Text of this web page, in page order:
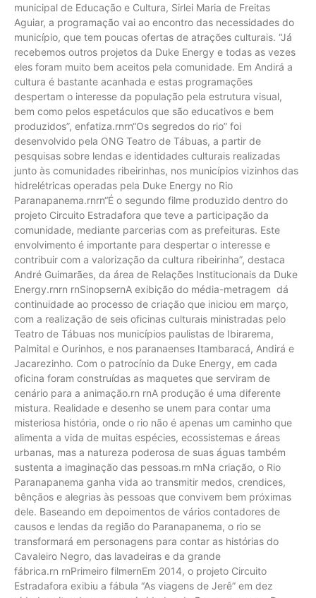
municipal de Educação e Cultura, Sirlei Maria de Freitas
Aguiar, a programação vai ao encontro das necessidades do
município, que tem poucas ofertas de atrações culturais. “Já
recebemos outros projetos da Duke Energy e todas as vezes
eles foram muito bem aceitos pela comunidade. Em Andirá a
cultura é bastante acanhada e estas programações
despertam o interesse da população pela estrutura visual,
bem como pelos espetáculos que são educativos e bem
produzidos”, enfatiza.rnrn“Os segredos do rio” foi
desenvolvido pela ONG Teatro de Tábuas, a partir de
pesquisas sobre lendas e identidades culturais realizadas
junto às comunidades ribeirinhas, nos municípios vizinhos das
hidrelétricas operadas pela Duke Energy no Rio
Paranapanema.rnrn“É o segundo filme produzido dentro do
projeto Circuito Estradafora que teve a participação da
comunidade, mediante parcerias com as prefeituras. Este
envolvimento é importante para despertar o interesse e
contribuir com a valorização da cultura ribeirinha”, destaca
André Guimarães, da área de Relações Institucionais da Duke
Energy.rnrn rnSinopsernA exibição do média-metragem dá
continuidade ao processo de criação que iniciou em março,
com a realização de seis oficinas culturais ministradas pelo
Teatro de Tábuas nos municípios paulistas de Ibirarema,
Palmital e Ourinhos, e nos paranaenses Itambaracá, Andirá e
Jacarezinho. Com o patrocínio da Duke Energy, em cada
oficina foram construídas as maquetes que serviram de
cenário para a animação.rn rnA produção é uma diferente
mistura. Realidade e desenho se unem para contar uma
misteriosa história, onde o rio não é apenas um caminho que
alimenta a vida de muitas espécies, ecossistemas e áreas
urbanas, mas a natureza poderosa de suas águas também
sustenta a imaginação das pessoas.rn rnNa criação, o Rio
Paranapanema ganha vida ao transmitir medos, crendices,
bênçãos e alegrias às pessoas que convivem bem próximas
dele. Baseando em depoimentos de vários contadores de
causos e lendas da região do Paranapanema, o rio se
transformará em personagens para contar as histórias do
Cavaleiro Negro, das lavadeiras e da grande
fábrica.rn rnPrimeiro filmernEm 2014, o projeto Circuito
Estradafora exibiu a fábula “As viagens de Jerê” em dez